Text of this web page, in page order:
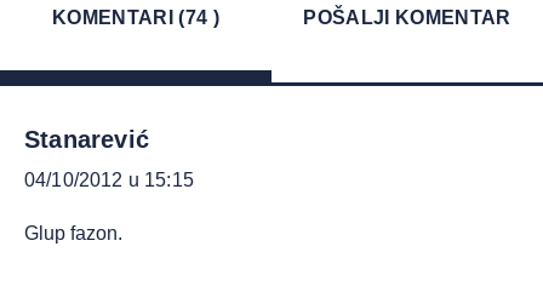
KOMENTARI (74 ) POŠALJI KOMENTAR
Stanarević
04/10/2012 u 15:15
Glup fazon.